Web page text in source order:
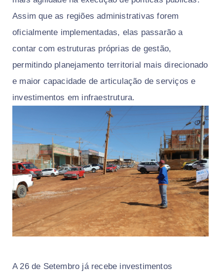
Assim que as regiões administrativas forem
oficialmente implementadas, elas passarão a
contar com estruturas próprias de gestão,
permitindo planejamento territorial mais direcionado
e maior capacidade de articulação de serviços e
investimentos em infraestrutura.
A 26 de Setembro já recebe investimentos